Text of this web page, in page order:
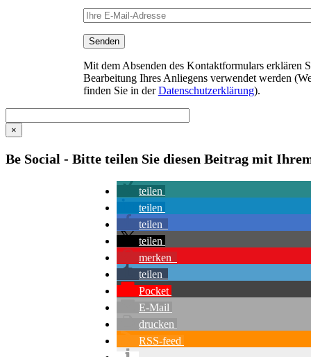
Mit dem Absenden des Kontaktformulars erklären
Bearbeitung Ihres Anliegens verwendet werden
finden Sie in derDatenschutzerklärung).
×
Be Social - Bitte teilen Sie diesen Beitrag mit
teilen
teilen
teilen
teilen
merken
teilen
Pocket
E-Mail
drucken
RSS-feed